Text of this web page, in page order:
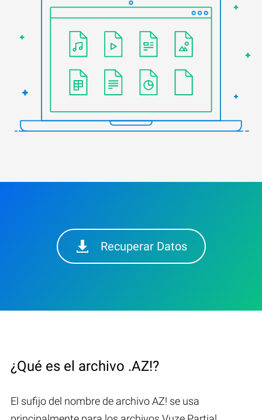
Recuperar Datos
¿Qué es el archivo .AZ!?
El sufijo del nombre de archivo AZ! se usa